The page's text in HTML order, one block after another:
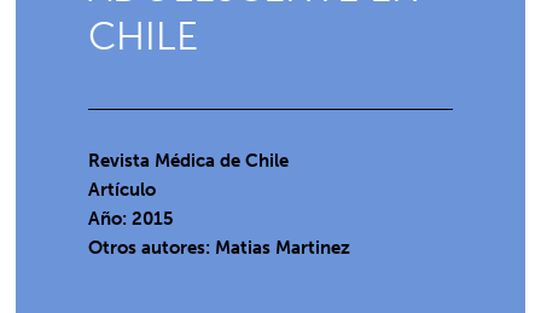
CHILE
Revista Médica de Chile
Artículo
Año: 2015
Otros autores: Matias Martinez